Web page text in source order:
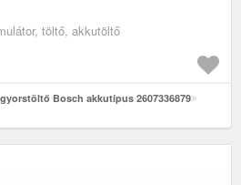
töltő, akkutöltő
Bosch akkutípus 2607336879